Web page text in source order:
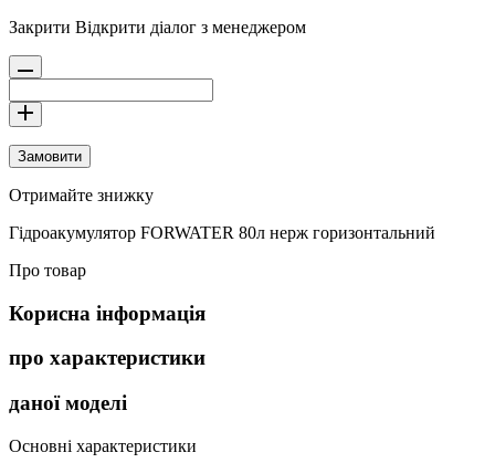
Закрити Відкрити діалог з менеджером
Замовити
Отримайте знижку
Гідроакумулятор FORWATER 80л нерж горизонтальний
Про товар
Корисна інформація
про характеристики
даної моделі
Основні характеристики